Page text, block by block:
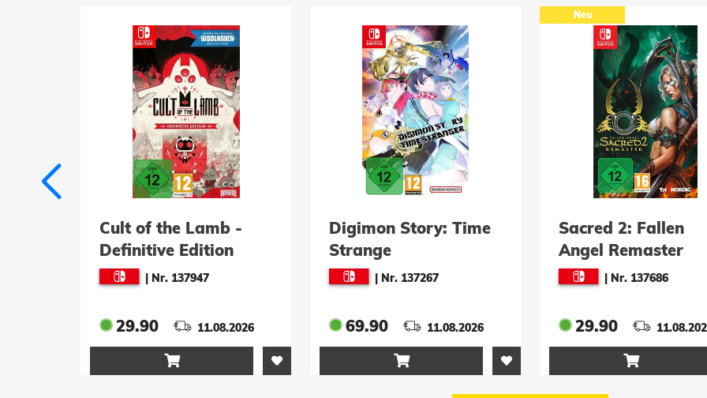
Digimon Story: Time
Strange
| Nr. 137267
69.90 11.08.2026

Sacred 2: Fallen
Angel Remaster
| Nr. 137686
29.90 11.08.2026

Momento
|Nr. 137601
34.90
